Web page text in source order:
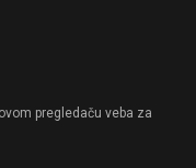
pregledaču veba za